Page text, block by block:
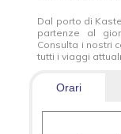
Dal porto di
partenze al
Consulta i nostri
tutti i viaggi
Orari